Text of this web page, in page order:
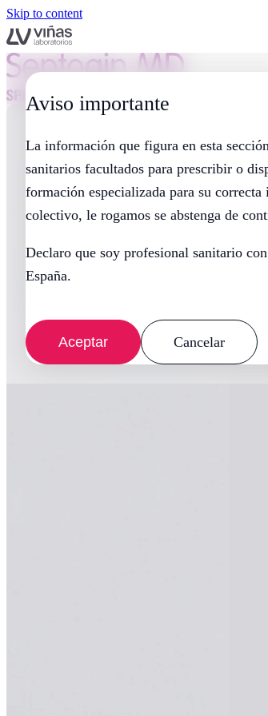
Skip to content
Aviso importante
La información que figura en esta
sanitarios facultados para prescribir o
formación especializada para su
colectivo, le rogamos se abstenga de
Declaro que soy profesional sanitario
España.
Aceptar Cancelar